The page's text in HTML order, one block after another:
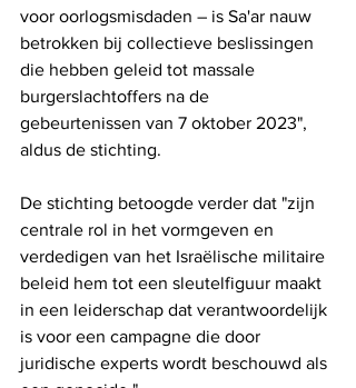
voor oorlogsmisdaden – is Sa'ar nauw
betrokken bij collectieve beslissingen
die hebben geleid tot massale
burgerslachtoffers na de
gebeurtenissen van 7 oktober 2023",
aldus de stichting.
De stichting betoogde verder dat "zijn
centrale rol in het vormgeven en
verdedigen van het Israëlische militaire
beleid hem tot een sleutelfiguur maakt
in een leiderschap dat verantwoordelijk
is voor een campagne die door
juridische experts wordt beschouwd als